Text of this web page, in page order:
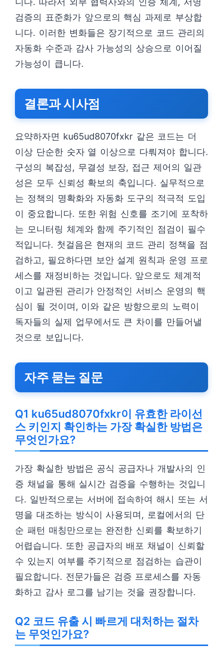
검증의 표준화가 앞으로의 핵심 과제로 부상합
니다. 이러한 변화들은 장기적으로 코드 관리의
자동화 수준과 감사 가능성의 상승으로 이어질
가능성이 큽니다.
결론과 시사점
요약하자면 ku65ud8070fxkr 같은 코드는 더
이상 단순한 숫자 열 이상으로 다뤄져야 합니다.
구성의 복잡성, 무결성 보장, 접근 제어의 일관
성은 모두 신뢰성 확보의 축입니다. 실무적으로
는 정책의 명확화와 자동화 도구의 적극적 도입
이 중요합니다. 또한 위험 신호를 조기에 포착하
는 모니터링 체계와 함께 주기적인 점검이 필수
적입니다. 첫걸음은 현재의 코드 관리 정책을 점
검하고, 필요하다면 보안 설계 원칙과 운영 프로
세스를 재정비하는 것입니다. 앞으로도 체계적
이고 일관된 관리가 안정적인 서비스 운영의 핵
심이 될 것이며, 이와 같은 방향으로의 노력이
독자들의 실제 업무에서도 큰 차이를 만들어낼
것으로 보입니다.
자주 묻는 질문
Q1 ku65ud8070fxkr이 유효한 라이선
스 키인지 확인하는 가장 확실한 방법은
무엇인가요?
가장 확실한 방법은 공식 공급자나 개발사의 인
증 채널을 통해 실시간 검증을 수행하는 것입니
다. 일반적으로는 서버에 접속하여 해시 또는 서
명을 대조하는 방식이 사용되며, 로컬에서의 단
순 패턴 매칭만으로는 완전한 신뢰를 확보하기
어렵습니다. 또한 공급자의 배포 채널이 신뢰할
수 있는지 여부를 주기적으로 점검하는 습관이
필요합니다. 전문가들은 검증 프로세스를 자동
화하고 감사 로그를 남기는 것을 권장합니다.
Q2 코드 유출 시 빠르게 대처하는 절차
는 무엇인가요?